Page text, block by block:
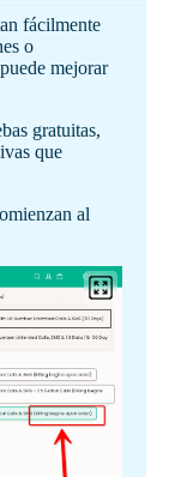
fácilmente
o
mejorar
gratuitas,
que
al